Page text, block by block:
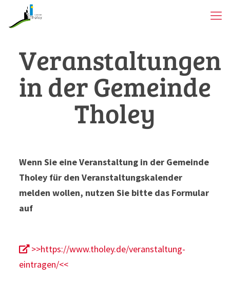
Veranstaltungen
in der Gemeinde
Tholey
Wenn Sie eine Veranstaltung in der Gemeinde
Tholey für den Veranstaltungskalender
melden wollen, nutzen Sie bitte das Formular
auf
>>https://www.tholey.de/veranstaltung-
eintragen/<<